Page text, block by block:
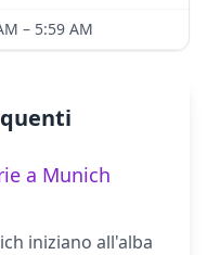
– 5:59 AM
a Munich
iniziano all'alba